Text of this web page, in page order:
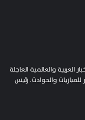
العربية والعالمية العاجلة
للمباريات والحوادث. رئيس